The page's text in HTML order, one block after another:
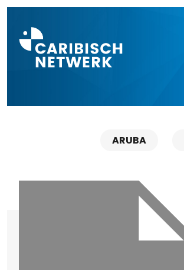
ARUBA